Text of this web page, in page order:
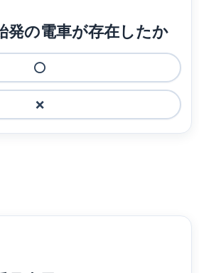
発の電車が存在したか
⭕️
❌